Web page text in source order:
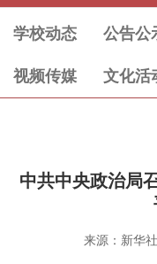
学校动态 公告公
视频传媒 文化活
中共中央政治局
来源：新华